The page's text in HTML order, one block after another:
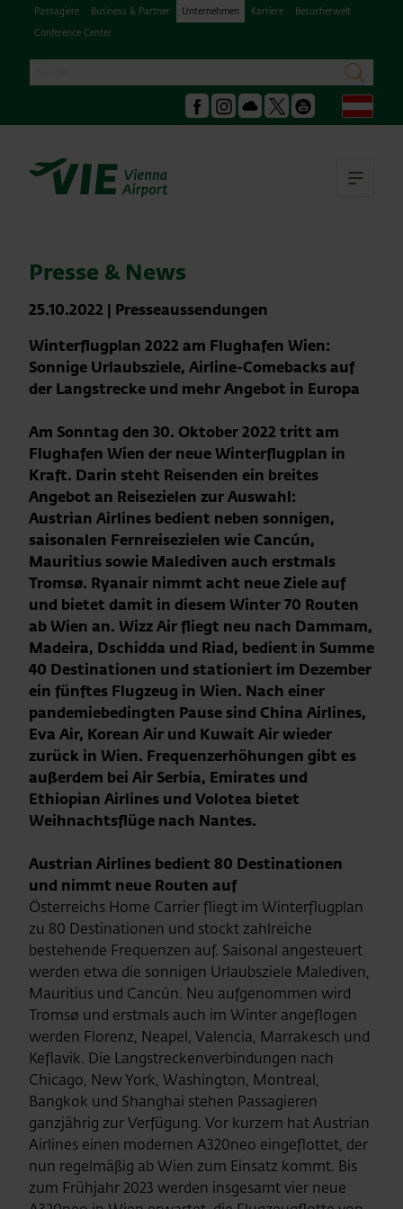
Passagiere Business & Partner Unternehmen Karriere
Besucherwelt
Conference Center
suchen
Facebook
Instagram
Podcast Youtube
Presse & News
25.10.2022 | Presseaussendungen
Winterflugplan 2022 am Flughafen Wien:
Sonnige Urlaubsziele, Airline-Comebacks auf
der Langstrecke und mehr Angebot in Europa
Am Sonntag den 30. Oktober 2022 tritt am
Flughafen Wien der neue Winterflugplan in
Kraft. Darin steht Reisenden ein breites
Angebot an Reisezielen zur Auswahl:
Austrian Airlines bedient neben sonnigen,
saisonalen Fernreisezielen wie Cancún,
Mauritius sowie Malediven auch erstmals
Tromsø. Ryanair nimmt acht neue Ziele auf
und bietet damit in diesem Winter 70 Routen
ab Wien an. Wizz Air fliegt neu nach Dammam,
Madeira, Dschidda und Riad, bedient in Summe
40 Destinationen und stationiert im Dezember
ein fünftes Flugzeug in Wien. Nach einer
pandemiebedingten Pause sind China Airlines,
Eva Air, Korean Air und Kuwait Air wieder
zurück in Wien. Frequenzerhöhungen gibt es
außerdem bei Air Serbia, Emirates und
Ethiopian Airlines und Volotea bietet
Weihnachtsflüge nach Nantes.
Austrian Airlines bedient 80 Destinationen
und nimmt neue Routen auf
Österreichs Home Carrier fliegt im Winterflugplan
zu 80 Destinationen und stockt zahlreiche
bestehende Frequenzen auf. Saisonal angesteuert
werden etwa die sonnigen Urlaubsziele Malediven,
Mauritius und Cancún. Neu aufgenommen wird
Tromsø und erstmals auch im Winter angeflogen
werden Florenz, Neapel, Valencia, Marrakesch und
Keflavik. Die Langstreckenverbindungen nach
Chicago, New York, Washington, Montreal,
Bangkok und Shanghai stehen Passagieren
ganzjährig zur Verfügung. Vor kurzem hat Austrian
Airlines einen modernen A320neo eingeflottet, der
nun regelmäßig ab Wien zum Einsatz kommt. Bis
zum Frühjahr 2023 werden insgesamt vier neue